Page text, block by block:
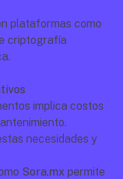
criptografía
implica costos
necesidades y
Sora.mx permite